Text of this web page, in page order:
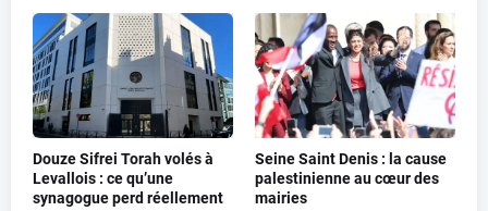
Douze Sifrei Torah volés à
Levallois : ce qu’une
synagogue perd réellement
Seine Saint Denis : la cause
palestinienne au cœur des
mairies